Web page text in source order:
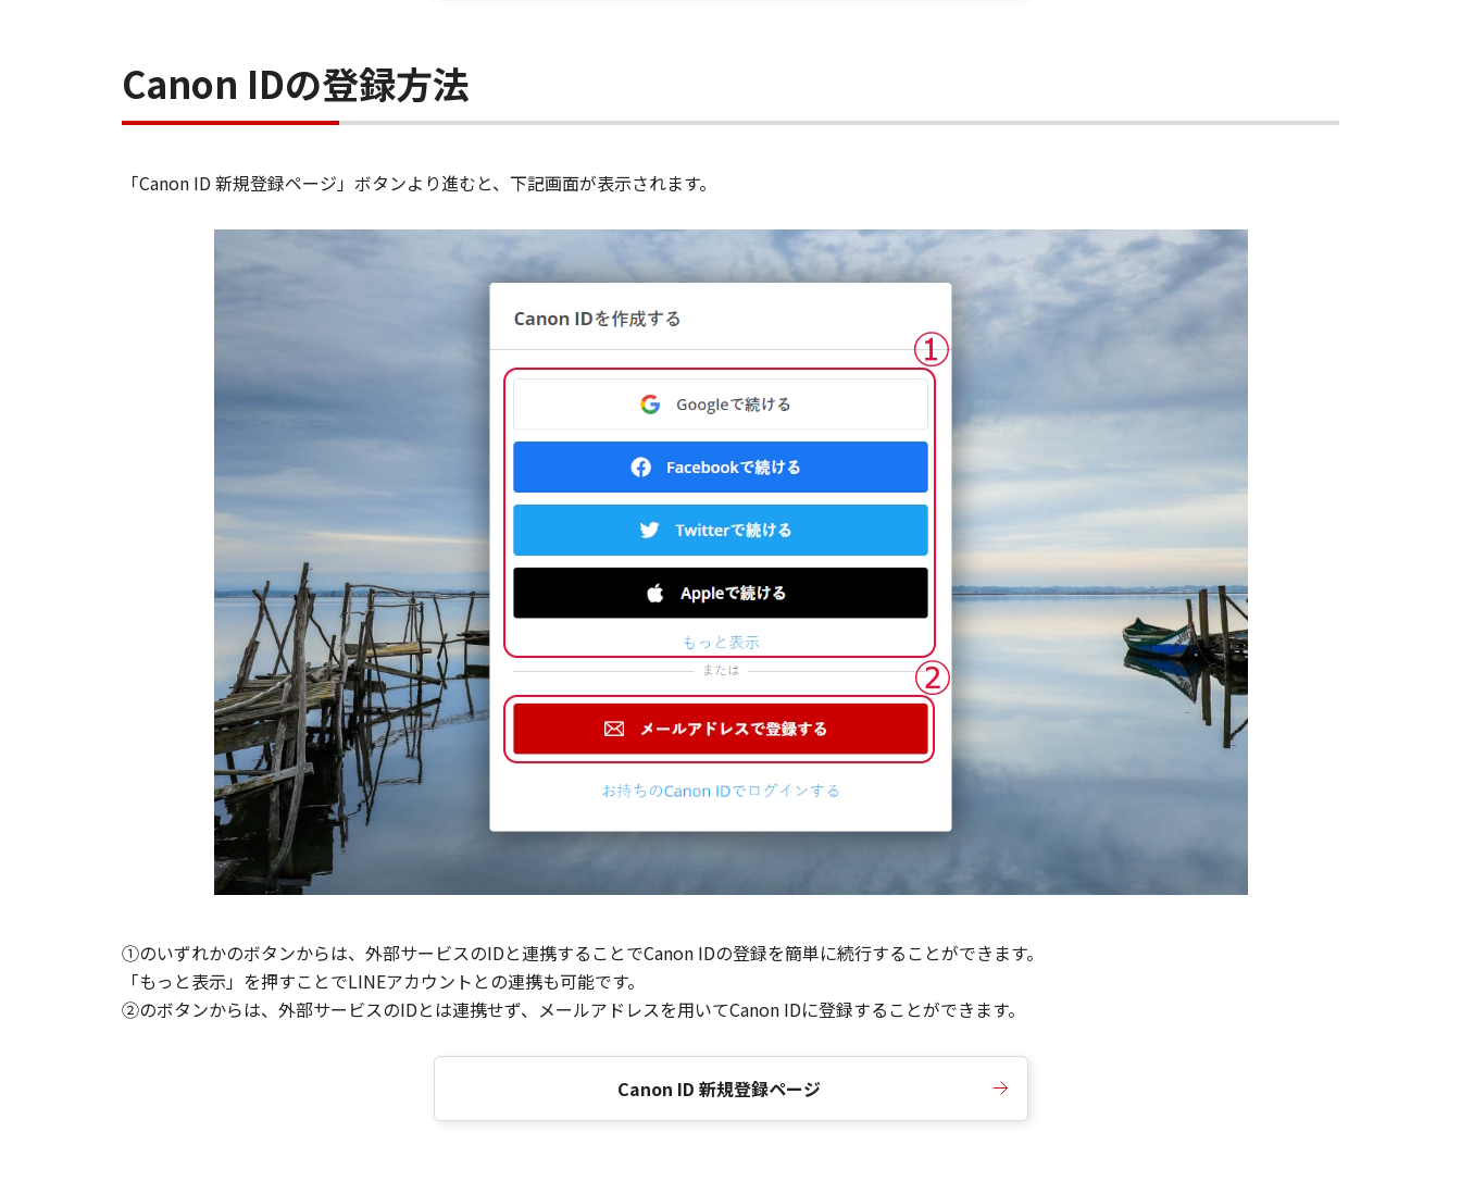
Canon IDの登録方法
「Canon ID 新規登録ページ」ボタンより進むと、下記画面が表示されます。
①のいずれかのボタンからは、外部サービスのIDと連携することでCanon IDの登録を簡単に続行することができます。
「もっと表示」を押すことでLINEアカウントとの連携も可能です。
②のボタンからは、外部サービスのIDとは連携せず、メールアドレスを用いてCanon IDに登録することができます。
Canon ID 新規登録ページ